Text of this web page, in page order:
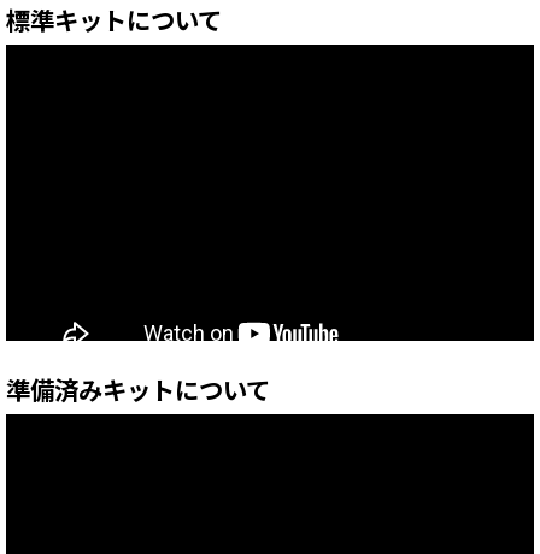
標準キットについて
準備済みキットについて